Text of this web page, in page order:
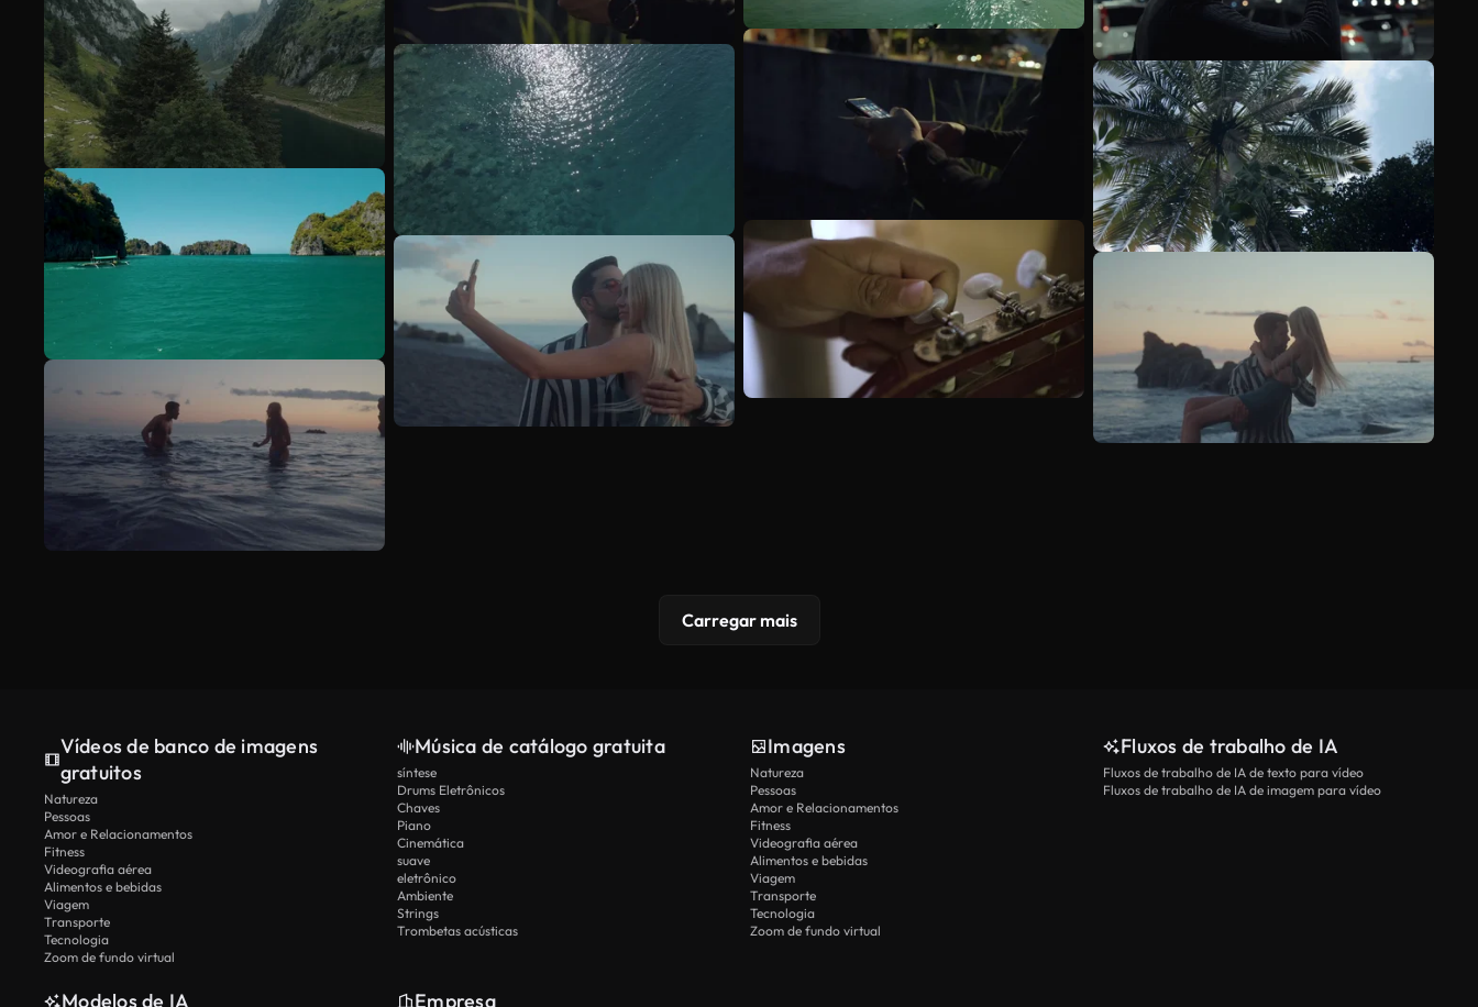
Carregar mais
Vídeos de banco de imagens
gratuitos
Natureza
Pessoas
Amor e Relacionamentos
Fitness
Videografia aérea
Alimentos e bebidas
Viagem
Transporte
Tecnologia
Zoom de fundo virtual
Música de catálogo gratuita
síntese
Drums Eletrônicos
Chaves
Piano
Cinemática
suave
eletrônico
Ambiente
Strings
Trombetas acústicas
Imagens
Natureza
Pessoas
Amor e Relacionamentos
Fitness
Videografia aérea
Alimentos e bebidas
Viagem
Transporte
Tecnologia
Zoom de fundo virtual
Fluxos de trabalho de IA
Fluxos de trabalho de IA de texto para vídeo
Fluxos de trabalho de IA de imagem para vídeo
Modelos de IA Empresa